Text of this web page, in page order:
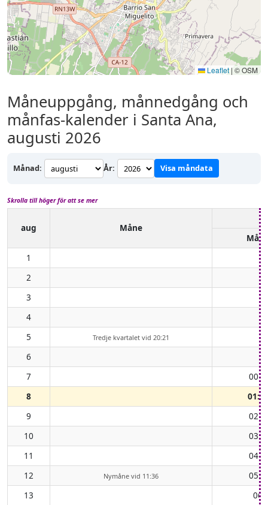
Leaflet | © OSM
Måneuppgång, månnedgång och
månfas-kalender i Santa Ana,
augusti 2026
Månad: År: Visa måndata
Skrolla till höger för att se mer
aug
Måne
1
2
3
4
5
Tredje kvartalet vid 20:21
6
7
8
9
10
11
12
Nymåne vid 11:36
13